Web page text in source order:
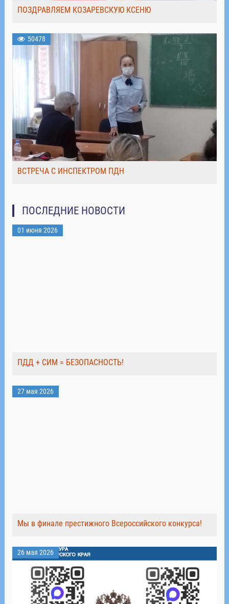
ПОЗДРАВЛЯЕМ КОЗАРЕВСКУЮ КСЕНЮ
50478
ВСТРЕЧА С ИНСПЕКТРОМ ПДН
ПОСЛЕДНИЕ НОВОСТИ
01 июня 2026
ПДД + СИМ = БЕЗОПАСНОСТЬ!
27 мая 2026
Мы в финале престижного Всероссийского конкурса!
26 мая 2026